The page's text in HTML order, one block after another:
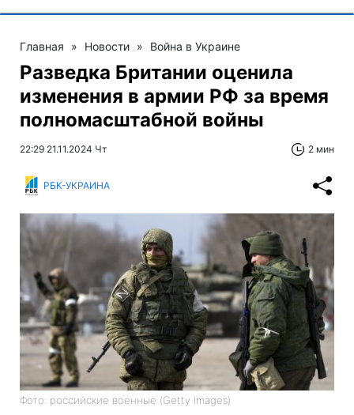
Главная » Новости » Война в Украине
Разведка Британии оценила
изменения в армии РФ за время
полномасштабной войны
22:29 21.11.2024 Чт 2 мин
РБК-УКРАИНА
Фото: российские военные (Getty Images)